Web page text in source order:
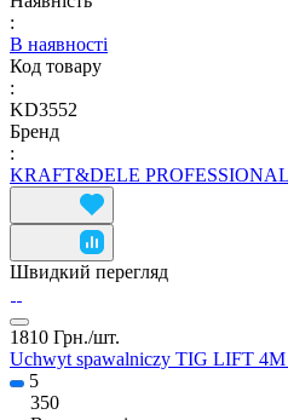
:
В наявності
Код товару
:
KD3552
Бренд
:
KRAFT&DELE PROFESSIONAL
Швидкий перегляд
1810 Грн./шт.
Uchwyt spawalniczy TIG LIFT
5
350